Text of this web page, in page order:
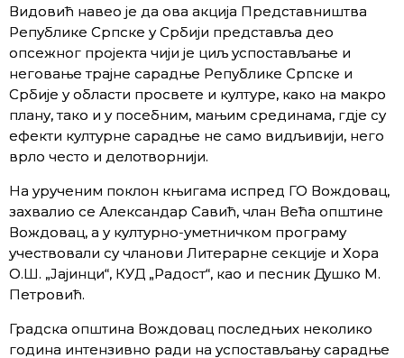
Видовић навео је да ова акција Представништва
Републике Српске у Србији представља део
опсежног пројекта чији је циљ успостављање и
неговање трајне сарадње Републике Српске и
Србије у области просвете и културе, како на макро
плану, тако и у посебним, мањим срединама, гдје су
ефекти културне сарадње не само видљивији, него
врло често и делотворнији.
На урученим поклон књигама испред ГО Вождовац,
захвалио се Александар Савић, члан Већа општине
Вождовац, а у културно-уметничком програму
учествовали су чланови Литерарне секције и Хора
О.Ш. „Јајинци“, КУД „Радост“, као и песник Душко М.
Петровић.
Градска општина Вождовац последњих неколико
година интензивно ради на успостављању сарадње